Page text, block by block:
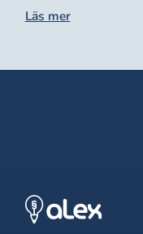
Läs mer